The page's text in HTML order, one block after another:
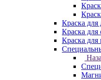
Краска для
Краска для
Краска для